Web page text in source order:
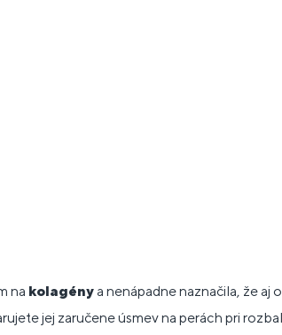
na kolagénya nenápadne naznačila, že aj
jej zaručene úsmev na perách pri